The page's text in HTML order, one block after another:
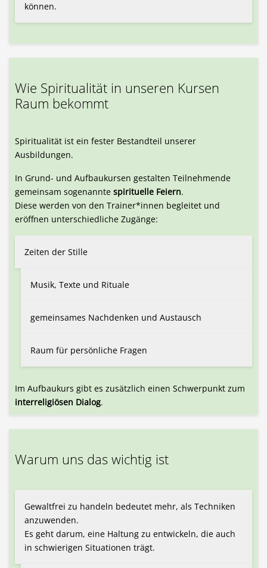
können.
Wie Spiritualität in unseren Kursen
Raum bekommt
Spiritualität ist ein fester Bestandteil unserer
Ausbildungen.
In Grund- und Aufbaukursen gestalten Teilnehmende
gemeinsam sogenannte spirituelle Feiern.
Diese werden von den Trainer*innen begleitet und
eröffnen unterschiedliche Zugänge:
Zeiten der Stille
Musik, Texte und Rituale
gemeinsames Nachdenken und Austausch
Raum für persönliche Fragen
Im Aufbaukurs gibt es zusätzlich einen Schwerpunkt zum
interreligiösen Dialog.
Warum uns das wichtig ist
Gewaltfrei zu handeln bedeutet mehr, als Techniken
anzuwenden.
Es geht darum, eine Haltung zu entwickeln, die auch
in schwierigen Situationen trägt.